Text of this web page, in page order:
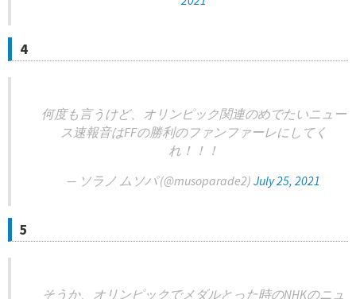
4
何度も言うけど、オリンピック関連のめでたいニュー
ス速報音はFFの勝利のファンファーレにしてく
れ！！！
— ソラノ ムソパ (@musoparade2) July 25, 2021
5
そうか、オリンピックでメダルとった時のNHKのニュ